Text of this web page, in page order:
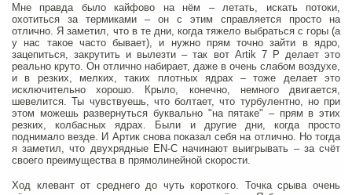
Мне правда было кайфово на нём – летать, искать потоки,
охотиться за термиками – он с этим справляется просто на
отлично. Я заметил, что в те дни, когда тяжело выбраться с горы (а
у нас такое часто бывает), и нужно прям точно зайти в ядро,
зацепиться, закрутить и вылезти – так вот Artik 7 P делает это
реально круто. Он отлично набирает, даже в очень слабом воздухе,
и в резких, мелких, таких плотных ядрах – тоже делает это
исключительно хорошо. Крыло, конечно, немного двигается,
шевелится. Ты чувствуешь, что болтает, что турбулентно, но при
этом можешь развернуться буквально "на пятаке" – прям в этих
резких, колбасных ядрах. Были и другие дни, когда просто
поднимало везде. И Артик снова показал себя на отлично. Но тогда
я заметил, что двухрядные EN-C начинают выигрывать – за счёт
своего преимущества в прямолинейной скорости.
Ход клевант от среднего до чуть короткого. Точка срыва очень